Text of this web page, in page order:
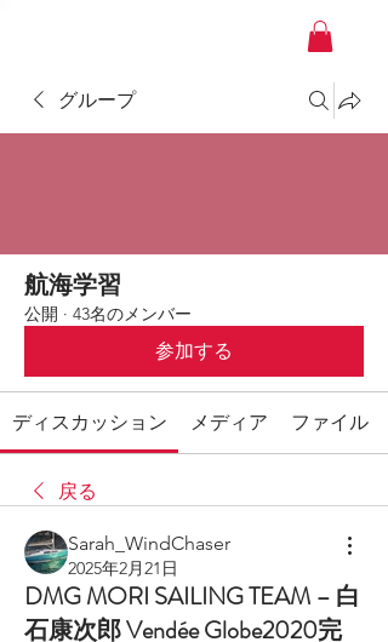
グループ
航海学習
公開 · 43名のメンバー
参加する
ディスカッション メディア ファイル
戻る
Sarah_WindChaser
2025年2月21日
DMG MORI SAILING TEAM – 白
石康次郎 Vendée Globe2020完